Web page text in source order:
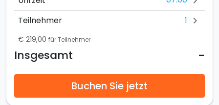
Teilnehmer 1 chevron_right
€ 219,00 für Teilnehmer
Insgesamt -
Buchen Sie jetzt